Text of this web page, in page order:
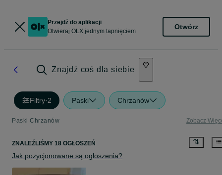
Przejdź do aplikacji
Otwieraj OLX jednym tapnięciem
Otwórz
Znajdź coś dla siebie
Filtry·2 Paski Chrzanów
Paski Chrzanów Zobacz
ZNALEŹLIŚMY 18 OGŁOSZEŃ
Jak pozycjonowane są ogłoszenia?